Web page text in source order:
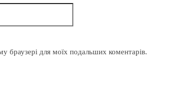
браузері для моїх подальших коментарів.